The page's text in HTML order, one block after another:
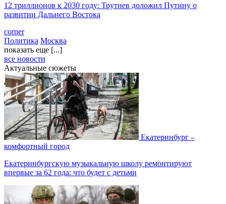
12 триллионов к 2030 году: Трутнев доложил Путину о
развитии Дальнего Востока
corner
Политика Москва
показать еще [...]
все новости
Актуальные сюжеты
Екатеринбург –
комфортный город
Екатеринбургскую музыкальную школу ремонтируют
впервые за 62 года: что будет с детьми